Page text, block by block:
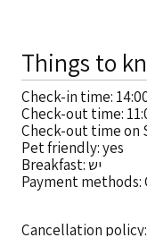
Things to
Check-in time:
Check-out time:
Check-out time on
Pet friendly: yes
Breakfast: יש
Payment